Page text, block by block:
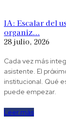
IA: Escalar del
organiz...
28 julio, 2026
Cada vez más
asistente. El
institucional. Qué
puede empezar.
Leer más